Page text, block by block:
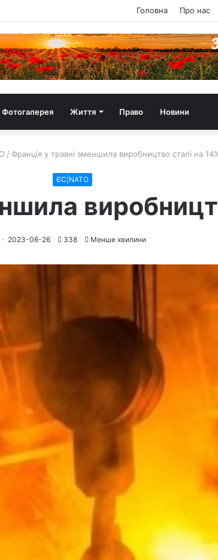
Головна Про нас
Фотогалерея Життя Право Новини
/ Франція у травні зменшила виробництво сталі на
ЄС|NATO
2023-06-26 338 Менше хвилини